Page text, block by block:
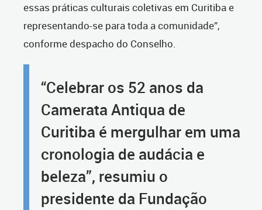
essas práticas culturais coletivas em Curitiba e
representando-se para toda a comunidade”,
conforme despacho do Conselho.
“Celebrar os 52 anos da
Camerata Antiqua de
Curitiba é mergulhar em uma
cronologia de audácia e
beleza”, resumiu o
presidente da Fundação